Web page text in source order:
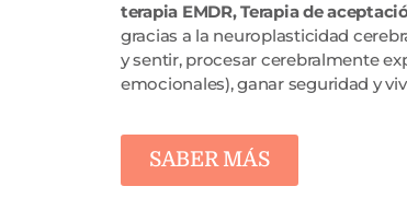
terapia EMDR, Terapia de
gracias a la neuroplasticidad
y sentir, procesar cerebralmente
emocionales), ganar seguridad y
SABER MÁS